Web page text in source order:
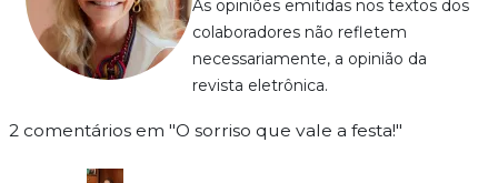
As opiniões emitidas nos textos dos
colaboradores não refletem
necessariamente, a opinião da
revista eletrônica.
2 comentários em "O sorriso que vale a festa!"